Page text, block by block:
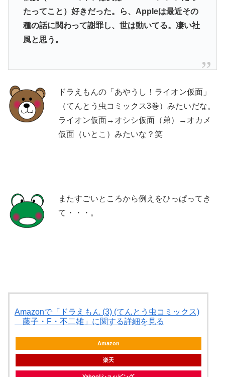
たってこと）好きだった。ら、Appleは最近その
種の話に関わって謝罪し、世は動いてる。凄い社
風と思う。
ドラえもんの「あやうし！ライオン仮面」
（てんとう虫コミックス3巻）みたいだな。
ライオン仮面→オシシ仮面（弟）→オカメ
仮面（いとこ）みたいな？笑
またすごいところから例えをひっぱってき
て・・・。
Amazonで「ドラえもん (3) (てんとう虫コミックス)
藤子・F・不二雄」に関する詳細を見る
Amazon
楽天